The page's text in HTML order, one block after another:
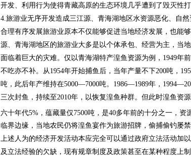
开发、利用行为使得青藏高原的生态环境几乎遭到了毁灭性打
4.旅游业无序开发造成三江源、青海湖地区水资源恶化、自
合理有序发展旅游业原本不仅能够促进当地经济发展，也能
源、青海湖地区的旅游业大多是以个体承包、经营为主，当
面临着巨大的灾难。仅以青海湖特产湟鱼资源为例，1949年
不吃亦不补。从1954年开始捕鱼后，当年产量不下200吨，
吨，此后年产维持在5000—7000吨。1986—1989年，
三次封鱼，持续至2010年，以恢复湟鱼种群。但此时湟鱼资
六十年代5%，蕴藏量仅7500吨，是40多年前的十分之一，资
临界边缘，当地农民仍将湟鱼宴作为旅游招牌，偷捕偷钓屡禁
上述人为的经济开发活动本应完全可以通过政府立法活动加
及立法经验的欠缺，现有规章制度及政策甚至在某种程度上制